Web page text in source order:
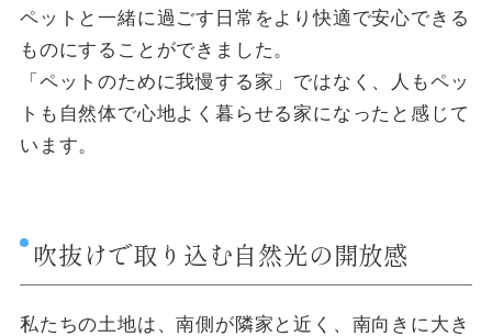
ペットと一緒に過ごす日常をより快適で安心できる
ものにすることができました。
「ペットのために我慢する家」ではなく、人もペッ
トも自然体で心地よく暮らせる家になったと感じて
います。
吹抜けで取り込む自然光の開放感
私たちの土地は、南側が隣家と近く、南向きに大き